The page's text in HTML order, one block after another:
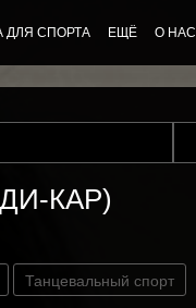
ДЛЯ СПОРТА ЕЩЁ О НАС
КАР)
Танцевальный спорт